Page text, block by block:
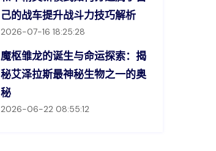
己的战车提升战斗力技巧解析
2026-07-16 18:25:28
魔枢雏龙的诞生与命运探索：揭
秘艾泽拉斯最神秘生物之一的奥
秘
2026-06-22 08:55:12